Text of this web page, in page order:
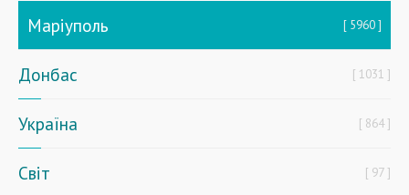
Маріуполь 5960
Донбас 1031
Україна 864
Світ 97